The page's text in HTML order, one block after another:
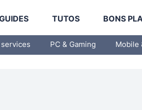
TUTOS BONS
PC & Gaming Mobile